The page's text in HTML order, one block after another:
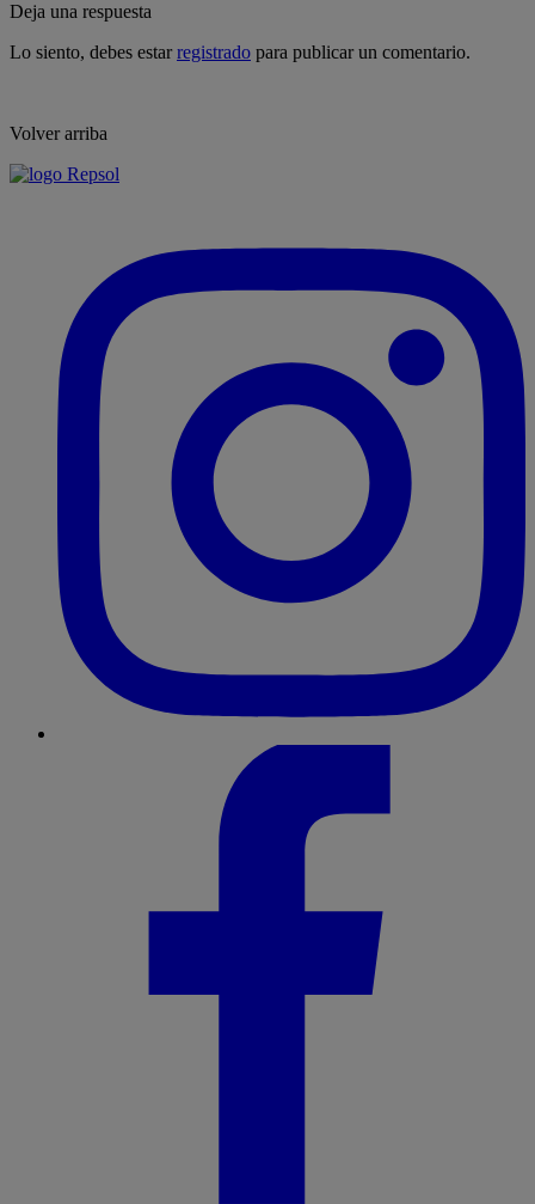
Deja una respuesta
Lo siento, debes estarregistrado para publicar un comentario.
Volver arriba